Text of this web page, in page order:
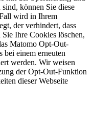
können Sie diese
wird in Ihrem
der verhindert, dass
Ihre Cookies löschen,
Matomo Opt-Out-
einem erneuten
werden. Wir weisen
der Opt-Out-Funktion
dieser Webseite